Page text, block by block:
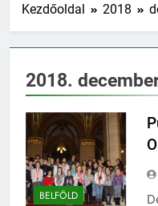
Kezdőoldal 2018
2018.
BELFÖLD